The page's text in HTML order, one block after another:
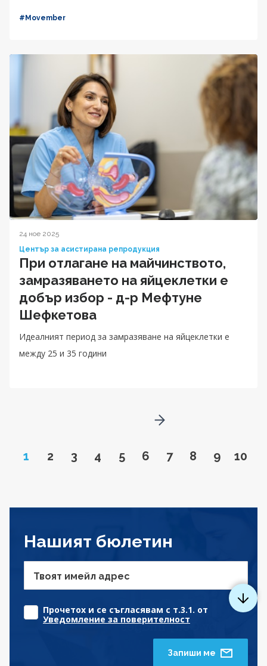
#Movember
24 ное 2025
Център за асистирана репродукция
При отлагане на майчинството,
замразяването на яйцеклетки е
добър избор - д-р Мефтуне
Шефкетова
Идеалният период за замразяване на яйцеклетки е
между 25 и 35 години
Page
1 Go to page
2 Go to page
3 Go to page
4 Go to page
5 Go to page
6 Go to page
7 Go to page
8 Go to
9 Go
10
Go to next page
Нашият бюлетин
Твоят имейл адрес
Прочетох и се съгласявам с т.3.1. от
Уведомление за поверителност
Запиши ме